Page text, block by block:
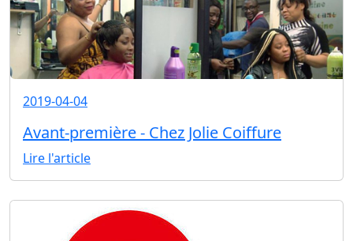
2019-04-04
Avant-première - Chez Jolie Coiffure
Lire l'article